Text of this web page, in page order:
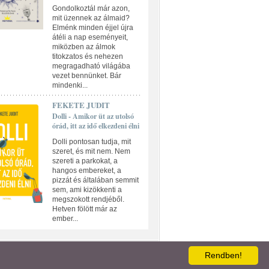
Gondolkoztál már azon,
mit üzennek az álmaid?
Elménk minden éjjel újra
átéli a nap eseményeit,
miközben az álmok
titokzatos és nehezen
megragadható világába
vezet bennünket. Bár
mindenki...
FEKETE JUDIT
Dolli - Amikor üt az utolsó
órád, itt az idő elkezdeni élni
Dolli pontosan tudja, mit
szeret, és mit nem. Nem
szereti a parkokat, a
hangos embereket, a
pizzát és általában semmit
sem, ami kizökkenti a
megszokott rendjéből.
Hetven fölött már az
ember...
Rendben!